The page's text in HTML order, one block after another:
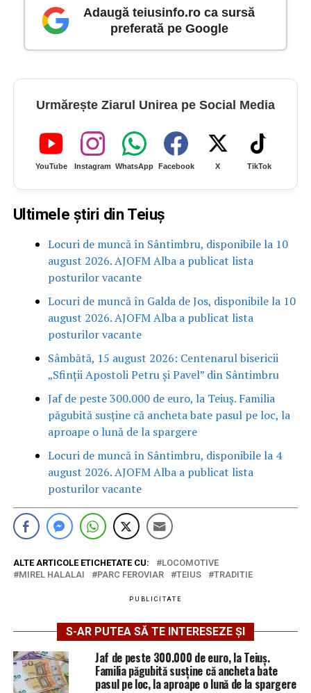
Adaugă teiusinfo.ro ca sursă
preferată pe Google
Urmărește Ziarul Unirea pe Social Media
YouTube Instagram WhatsApp Facebook X TikTok
Ultimele știri din Teiuș
Locuri de muncă în Sântimbru, disponibile la 10
august 2026. AJOFM Alba a publicat lista
posturilor vacante
Locuri de muncă în Galda de Jos, disponibile la 10
august 2026. AJOFM Alba a publicat lista
posturilor vacante
Sâmbătă, 15 august 2026: Centenarul bisericii
„Sfinții Apostoli Petru și Pavel” din Sântimbru
Jaf de peste 300.000 de euro, la Teiuș. Familia
păgubită susține că ancheta bate pasul pe loc, la
aproape o lună de la spargere
Locuri de muncă în Sântimbru, disponibile la 4
august 2026. AJOFM Alba a publicat lista
posturilor vacante
ALTE ARTICOLE ETICHETATE CU:
LOCOMOTIVE
MIREL HALALAI
PARC FEROVIAR TEIUS TRADITIE
PUBLICITATE
S-AR PUTEA SĂ TE INTERESEZE ȘI
Jaf de peste 300.000 de euro, la Teiuș.
Familia păgubită susține că ancheta bate
pasul pe loc, la aproape o lună de la spargere